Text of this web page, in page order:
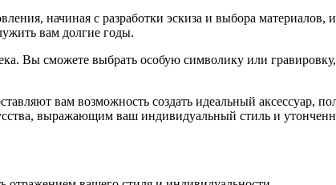
начиная с разработки эскиза и выбора
вам долгие годы.
Вы сможете выбрать особую символику или
вам возможность создать идеальный аксессуар,
выражающим ваш индивидуальный стиль и